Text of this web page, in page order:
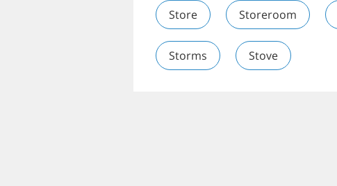
Store Storeroom
Storms Stove